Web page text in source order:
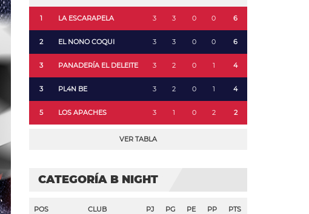
1 LA ESCARAPELA 3 3 0 0 6
2 EL NONO COQUI 3 3 0 0 6
3 PANADERÍA EL DELEITE 3 2 0 1 4
3 PL4N BE 3 2 0 1 4
5 LOS APACHES 3 1 0 2 2
VER TABLA
CATEGORÍA B NIGHT
POS CLUB PJ PG PE PP PTS